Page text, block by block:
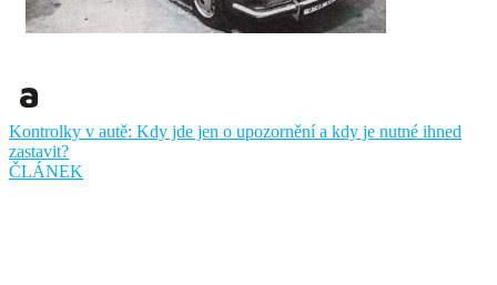
Kontrolky v autě: Kdy jde jen o upozornění a kdy je nutné ihned
zastavit?
ČLÁNEK